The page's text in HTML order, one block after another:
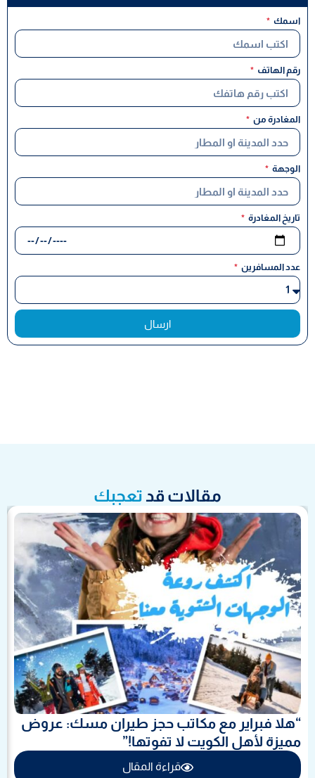
اسمك
رقم الهاتف
المغادرة من
الوجهة
تاريخ المغادرة
عدد المسافرين
ارسال
مقالات قد تعجبك
“هلا فبراير مع مكاتب حجز طيران مسك: عروض
مميزة لأهل الكويت لا تفوتها!”
قراءة المقال